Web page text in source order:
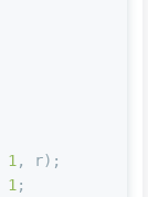
1 , r);
1 ;